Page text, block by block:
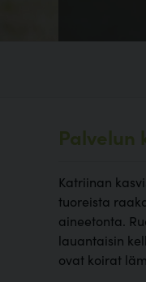
Palvelun
Katriinan
tuoreista
aineetonta.
lauantaisin
ovat koirat